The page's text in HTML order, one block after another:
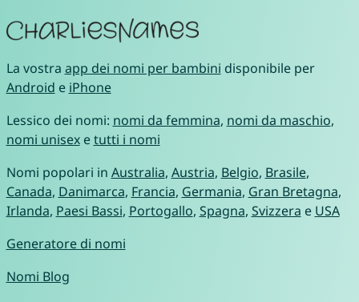
La vostra app dei nomi per bambini disponibile per
Android e iPhone
Lessico dei nomi: nomi da femmina, nomi da maschio,
nomi unisexetutti i nomi
Nomi popolari in Australia, Austria, Belgio, Brasile,
Canada, Danimarca, Francia, Germania, Gran Bretagna,
Irlanda, Paesi Bassi, Portogallo, Spagna, Svizzera e USA
Generatore di nomi
Nomi Blog